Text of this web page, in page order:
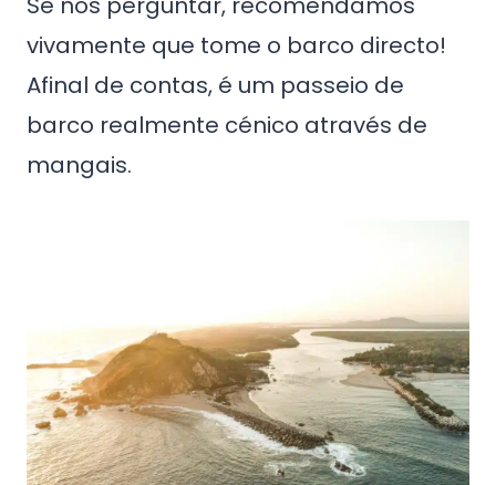
vivamente que tome o barco directo!
Afinal de contas, é um passeio de
barco realmente cénico através de
mangais.